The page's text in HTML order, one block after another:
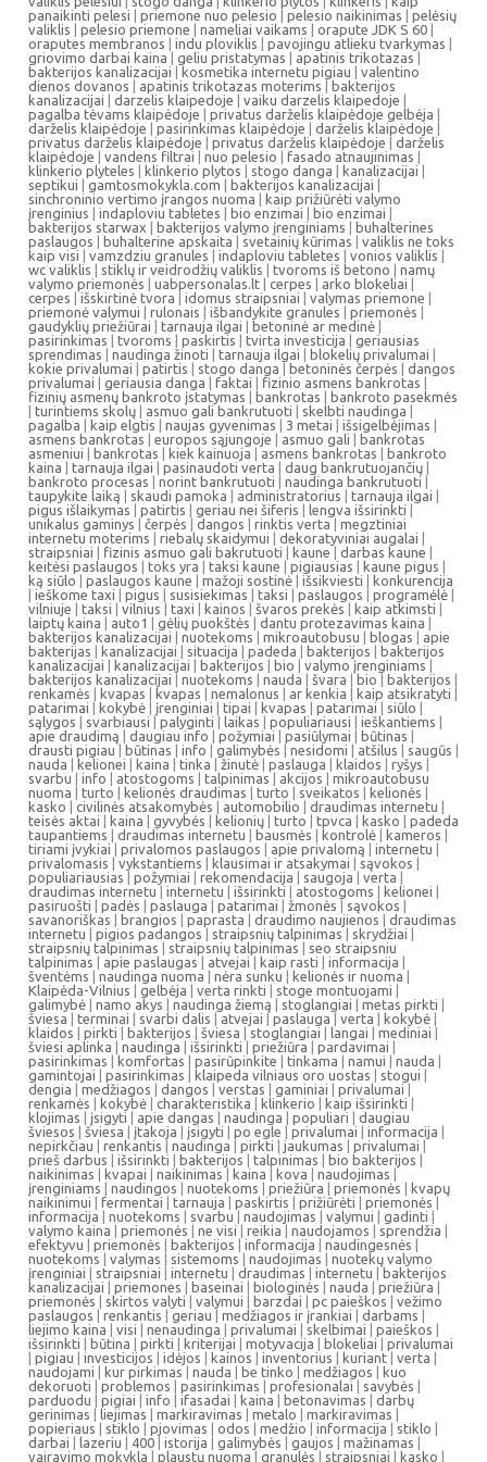
panaikinti pelesi | priemone nuo pelesio | pelesio naikinimas | pelėsių
valiklis | pelesio priemone | nameliai vaikams | orapute JDK S 60 |
oraputes membranos | indu ploviklis | pavojingu atlieku tvarkymas |
griovimo darbai kaina | geliu pristatymas | apatinis trikotazas |
bakterijos kanalizacijai | kosmetika internetu pigiau | valentino
dienos dovanos | apatinis trikotazas moterims | bakterijos
kanalizacijai | darzelis klaipedoje | vaiku darzelis klaipedoje |
pagalba tėvams klaipėdoje | privatus darželis klaipėdoje gelbėja |
darželis klaipėdoje | pasirinkimas klaipėdoje | darželis klaipėdoje |
privatus darželis klaipėdoje | privatus darželis klaipėdoje | darželis
klaipėdoje | vandens filtrai | nuo pelesio | fasado atnaujinimas |
klinkerio plyteles | klinkerio plytos | stogo danga | kanalizacijai |
septikui | gamtosmokykla.com | bakterijos kanalizacijai |
sinchroninio vertimo įrangos nuoma | kaip prižiūrėti valymo
įrenginius | indaploviu tabletes | bio enzimai | bio enzimai |
bakterijos starwax | bakterijos valymo įrenginiams | buhalterines
paslaugos | buhalterine apskaita | svetainių kūrimas | valiklis ne toks
kaip visi | vamzdziu granules | indaploviu tabletes | vonios valiklis |
wc valiklis | stiklų ir veidrodžių valiklis | tvoroms iš betono | namų
valymo priemonės | uabpersonalas.lt | cerpes | arko blokeliai |
cerpes | išskirtinė tvora | idomus straipsniai | valymas priemone |
priemonė valymui | rulonais | išbandykite granules | priemonės |
gaudyklių priežiūrai | tarnauja ilgai | betoninė ar medinė |
pasirinkimas | tvoroms | paskirtis | tvirta investicija | geriausias
sprendimas | naudinga žinoti | tarnauja ilgai | blokelių privalumai |
kokie privalumai | patirtis | stogo danga | betoninės čerpės | dangos
privalumai | geriausia danga | faktai | fizinio asmens bankrotas |
fizinių asmenų bankroto įstatymas | bankrotas | bankroto pasekmės
| turintiems skolų | asmuo gali bankrutuoti | skelbti naudinga |
pagalba | kaip elgtis | naujas gyvenimas | 3 metai | išsigelbėjimas |
asmens bankrotas | europos sąjungoje | asmuo gali | bankrotas
asmeniui | bankrotas | kiek kainuoja | asmens bankrotas | bankroto
kaina | tarnauja ilgai | pasinaudoti verta | daug bankrutuojančių |
bankroto procesas | norint bankrutuoti | naudinga bankrutuoti |
taupykite laiką | skaudi pamoka | administratorius | tarnauja ilgai |
pigus išlaikymas | patirtis | geriau nei šiferis | lengva išsirinkti |
unikalus gaminys | čerpės | dangos | rinktis verta | megztiniai
internetu moterims | riebalų skaidymui | dekoratyviniai augalai |
straipsniai | fizinis asmuo gali bakrutuoti | kaune | darbas kaune |
keitėsi paslaugos | toks yra | taksi kaune | pigiausias | kaune pigus |
ką siūlo | paslaugos kaune | mažoji sostinė | išsikviesti | konkurencija
| ieškome taxi | pigus | susisiekimas | taksi | paslaugos | programėlė |
vilniuje | taksi | vilnius | taxi | kainos | švaros prekės | kaip atkimsti |
laiptų kaina | auto1 | gėlių puokštės | dantu protezavimas kaina |
bakterijos kanalizacijai | nuotekoms | mikroautobusu | blogas | apie
bakterijas | kanalizacijai | situacija | padeda | bakterijos | bakterijos
kanalizacijai | kanalizacijai | bakterijos | bio | valymo įrenginiams |
bakterijos kanalizacijai | nuotekoms | nauda | švara |bio | bakterijos |
renkamės | kvapas | kvapas | nemalonus | ar kenkia | kaip atsikratyti |
patarimai | kokybė | įrenginiai | tipai | kvapas | patarimai | siūlo |
sąlygos | svarbiausi |palyginti | laikas | populiariausi | ieškantiems |
apie draudimą | daugiau info | požymiai | pasiūlymai | būtinas |
drausti pigiau| būtinas | info | galimybės | nesidomi | atšilus | saugūs |
nauda | kelionei | kaina | tinka | žinutė | paslauga | klaidos | ryšys |
svarbu | info | atostogoms | talpinimas | akcijos | mikroautobusu
nuoma | turto | kelionės draudimas | turto | sveikatos | kelionės |
kasko | civilinės atsakomybės | automobilio | draudimas internetu |
teisės aktai | kaina | gyvybės | kelionių | turto | tpvca | kasko | padeda
taupantiems | draudimas internetu | bausmės | kontrolė | kameros |
tiriami įvykiai | privalomos paslaugos | apie privalomą | internetu |
privalomasis | vykstantiems | klausimai ir atsakymai | sąvokos |
populiariausias | požymiai | rekomendacija | saugoja | verta |
draudimas internetu | internetu | išsirinkti | atostogoms | kelionei |
pasiruošti | padės | paslauga | patarimai | žmonės | sąvokos |
savanoriškas | brangios | paprasta | draudimo naujienos | draudimas
internetu | pigios padangos | straipsnių talpinimas | skrydžiai |
straipsnių talpinimas | straipsnių talpinimas | seo straipsniu
talpinimas | apie paslaugas | atvejai | kaip rasti | informacija |
šventėms | naudinga nuoma | nėra sunku | kelionės ir nuoma |
Klaipėda-Vilnius | gelbėja | verta rinkti | stoge montuojami |
galimybė | namo akys | naudinga žiemą | stoglangiai | metas pirkti |
šviesa | terminai | svarbi dalis | atvejai |paslauga | verta | kokybė |
klaidos | pirkti | bakterijos | šviesa | stoglangiai | langai | mediniai |
šviesi aplinka | naudinga | išsirinkti | priežiūra | pardavimai |
pasirinkimas | komfortas | pasirūpinkite | tinkama | namui | nauda |
gamintojai | pasirinkimas | klaipeda vilniaus oro uostas | stogui |
dengia | medžiagos | dangos | verstas | gaminiai | privalumai |
renkamės | kokybė | charakteristika | klinkerio | kaip išsirinkti |
klojimas | įsigyti | apie dangas | naudinga | populiari | daugiau
šviesos | šviesa | įtakoja | įsigyti | po egle | privalumai | informacija |
nepirkčiau | renkantis | naudinga | pirkti | jaukumas | privalumai |
prieš darbus | išsirinkti | bakterijos | talpinimas | bio bakterijos |
naikinimas | kvapai | naikinimas | kaina | kova | naudojimas |
įrenginiams | naudingos | nuotekoms | priežiūra | priemonės | kvapų
naikinimui | fermentai | tarnauja | paskirtis | prižiūrėti | priemonės |
informacija | nuotekoms | svarbu | naudojimas | valymui | gadinti |
valymo kaina | priemonės | ne visi | reikia | naudojamos | sprendžia |
efektyvu | priemonės | bakterijos | informacija | naudingesnės |
nuotekoms | valymas | sistemoms | naudojimas | nuotekų valymo
įrenginiai | straipsniai | internetu | draudimas | internetu |bakterijos
kanalizacijai | priemones | baseinai | biologinės | nauda | priežiūra |
priemonės | skirtos valyti | valymui | barzdai | pc paieškos | vežimo
paslaugos | renkantis | geriau | medžiagos ir įrankiai | darbams |
liejimo kaina | visi | nenaudinga | privalumai | skelbimai | paieškos |
išsirinkti | būtina | pirkti | kriterijai | motyvacija | blokeliai | privalumai
| pigiau | investicijos | idėjos | kainos | inventorius | kuriant | verta |
naudojami | kur pirkimas | nauda | be tinko | medžiagos | kuo
dekoruoti | problemos | pasirinkimas | profesionalai | savybės |
parduodu | pigiai | info | ifasadai | kaina | betonavimas | darbų
gerinimas | liejimas | markiravimas | metalo | markiravimas |
popieriaus | stiklo | pjovimas | odos | medžio | informacija | stiklo |
darbai | lazeriu | 400 | istorija | galimybės | gaujos | mažinamas |
vairavimo mokykla | plaustų nuoma | granulės | straipsniai | kasko |